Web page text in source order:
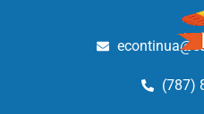
(787)